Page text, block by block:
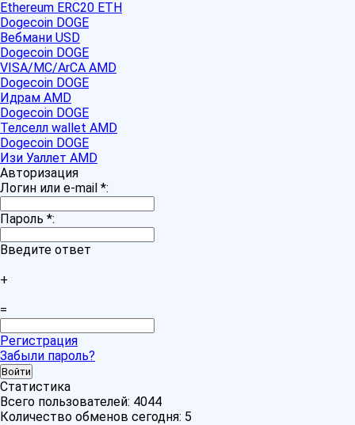
Ethereum ERC20 ETH
Dogecoin DOGE
Вебмани USD
Dogecoin DOGE
VISA/MC/ArCA AMD
Dogecoin DOGE
Идрам AMD
Dogecoin DOGE
Телселл wallet AMD
Dogecoin DOGE
Изи Уаллет AMD
Авторизация
Логин или e-mail *:
Пароль *:
Введите ответ
+
=
Регистрация
Забыли пароль?
Статистика
Всего пользователей: 4044
Количество обменов сегодня: 5